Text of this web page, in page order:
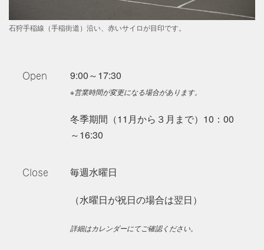
石狩手稲線（手稲街道）沿い、赤いサイロが目印です。
Open 9:00～17:30
※営業時間が変更になる場合があります。
冬季期間（11月から３月まで）10：00
～16:30
Close 毎週水曜日
（水曜日が祝日の場合は翌日）
詳細はカレンダーにてご確認ください。